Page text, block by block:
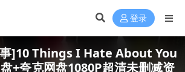
登录
]10 Things I Hate About You
+夸克网盘1080P超清未删减资